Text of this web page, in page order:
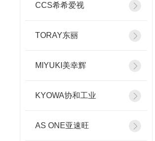
CCS希希爱视
TORAY东丽
MIYUKI美幸辉
KYOWA协和工业
AS ONE亚速旺